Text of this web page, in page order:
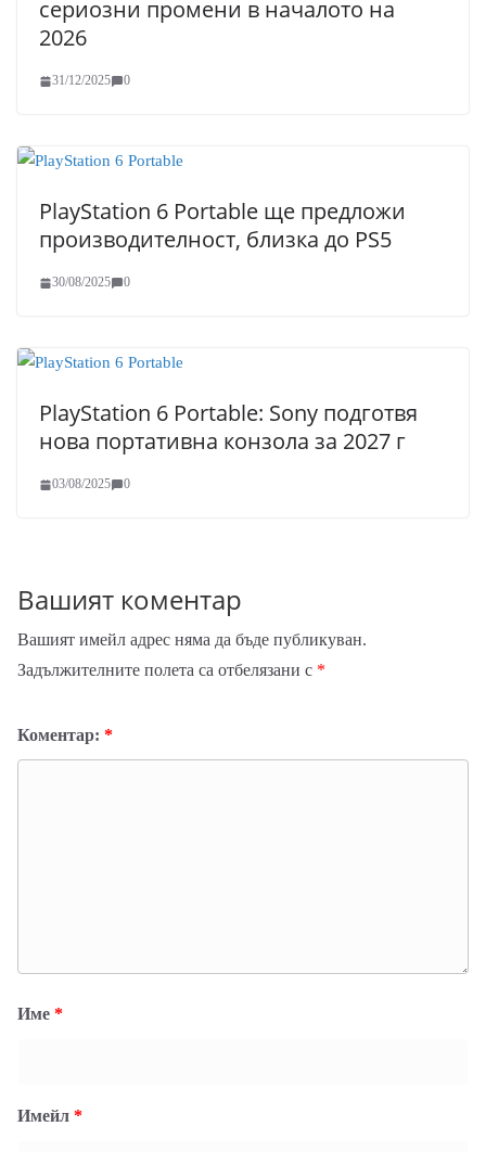
сериозни промени в началото на
2026
31/12/2025 0
PlayStation 6 Portable ще предложи
производителност, близка до PS5
30/08/2025 0
PlayStation 6 Portable: Sony подготвя
нова портативна конзола за 2027 г
03/08/2025 0
Вашият коментар
Вашият имейл адрес няма да бъде публикуван.
Задължителните полета са отбелязани с *
Коментар: *
Име *
Имейл *